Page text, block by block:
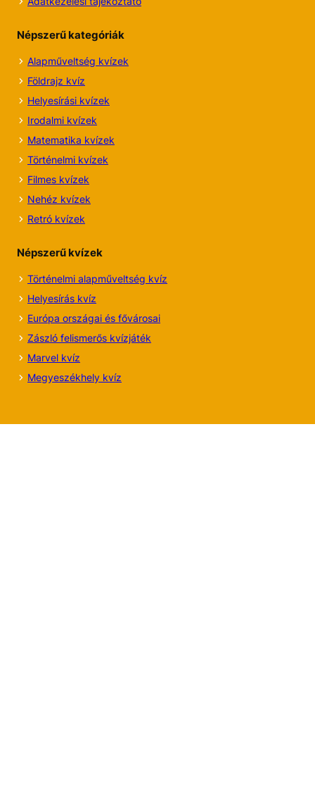
Népszerű kategóriák
Alapműveltség kvízek
Földrajz kvíz
Helyesírási kvízek
Irodalmi kvízek
Matematika kvízek
Történelmi kvízek
Filmes kvízek
Nehéz kvízek
Retró kvízek
Népszerű kvízek
Történelmi alapműveltség kvíz
Helyesírás kvíz
Európa országai és fővárosai
Zászló felismerős kvízjáték
Marvel kvíz
Megyeszékhely kvíz